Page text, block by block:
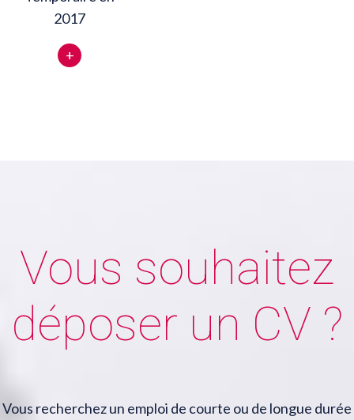
2017
+
Vous souhaitez
déposer un CV ?
Vous recherchez un emploi de courte ou de longue durée